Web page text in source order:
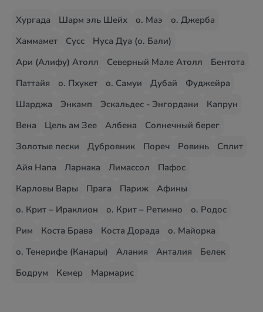
Хургада Шарм эль Шейх о. Маэ
о. Джерба
Хаммамет
Сусс
Нуса Дуа (о. Бали)
Ари (Алифу) Атолл
Северный Мале Атолл
Бентота
Паттайя
о. Пхукет о. Самуи Дубай
Фуджейра
Шарджа
Энкамп Эскальдес - Энгордани
Капрун
Вена
Цель ам Зее Албена
Солнечный берег
Золотые пески
Дубровник Пореч Ровинь
Сплит
Айя Напа
Ларнака Лимассол
Пафос
Карловы Вары
Прага Париж
Афины
о. Крит – Ираклион
о. Крит – Ретимно
о. Родос
Рим
Коста Брава Коста Дорада
о. Майорка
о. Тенерифе (Канары)
Алания Анталия
Белек
Бодрум
Кемер Мармарис